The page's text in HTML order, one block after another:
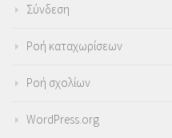
Σύνδεση
Ροή καταχωρίσεων
Ροή σχολίων
WordPress.org